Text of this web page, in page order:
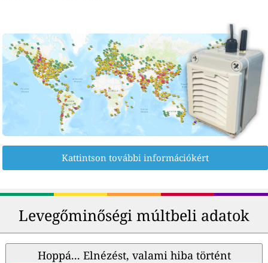
Kattintson további információkért
Levegőminőségi múltbeli adatok
Hoppá... Elnézést, valami hiba történt